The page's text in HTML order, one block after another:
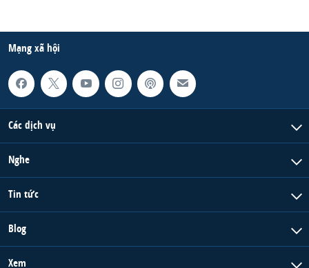
Mạng xã hội
Các dịch vụ
Nghe
Tin tức
Blog
Xem